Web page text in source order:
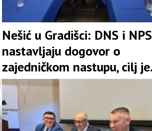
Nešić u Gradišci: DNS i NPS
nastavljaju dogovor o
zajedničkom nastupu, cilj je
snažna pozicija u koaliciji